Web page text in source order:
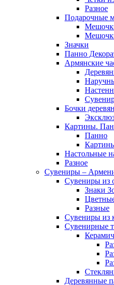
Разное
Подарочные
Значки
Панно
Армянские
Бочки
Картины.
Панно
Настольные
Разное
Сувениры –
Сувениры из
Знаки
Разные
Сувениры из
Сувенирные
Деревянные